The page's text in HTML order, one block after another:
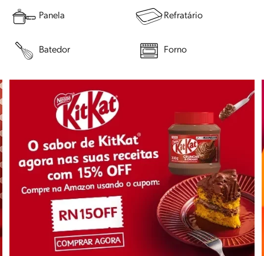
Panela Refratário
Batedor Forno